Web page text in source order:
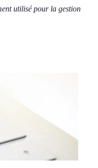
utilisé pour la gestion